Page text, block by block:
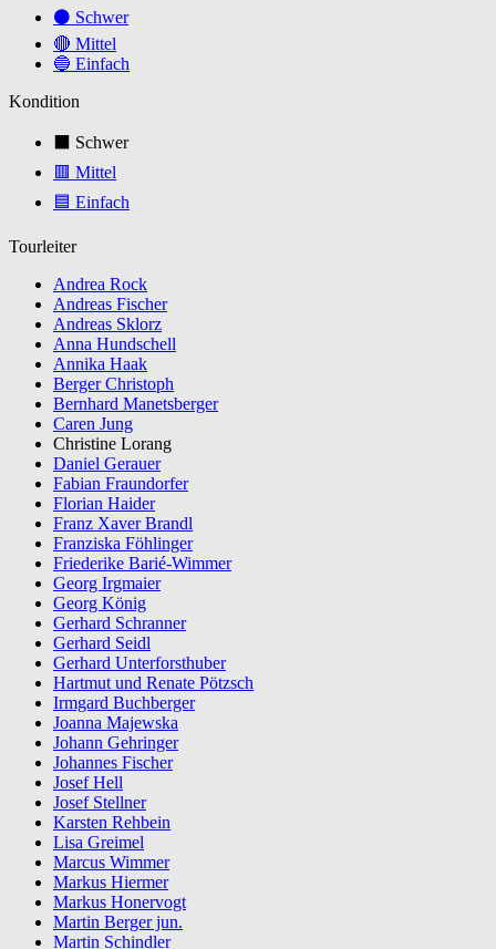
⚫ Schwer
🔴 Mittel
🔵 Einfach
Kondition
⬛ Schwer
🟥 Mittel
🟦 Einfach
Tourleiter
Andrea Rock
Andreas Fischer
Andreas Sklorz
Anna Hundschell
Annika Haak
Berger Christoph
Bernhard Manetsberger
Caren Jung
Christine Lorang
Daniel Gerauer
Fabian Fraundorfer
Florian Haider
Franz Xaver Brandl
Franziska Föhlinger
Friederike Barié-Wimmer
Georg Irgmaier
Georg König
Gerhard Schranner
Gerhard Seidl
Gerhard Unterforsthuber
Hartmut und Renate Pötzsch
Irmgard Buchberger
Joanna Majewska
Johann Gehringer
Johannes Fischer
Josef Hell
Josef Stellner
Karsten Rehbein
Lisa Greimel
Marcus Wimmer
Markus Hiermer
Markus Honervogt
Martin Berger jun.
Martin Schindler